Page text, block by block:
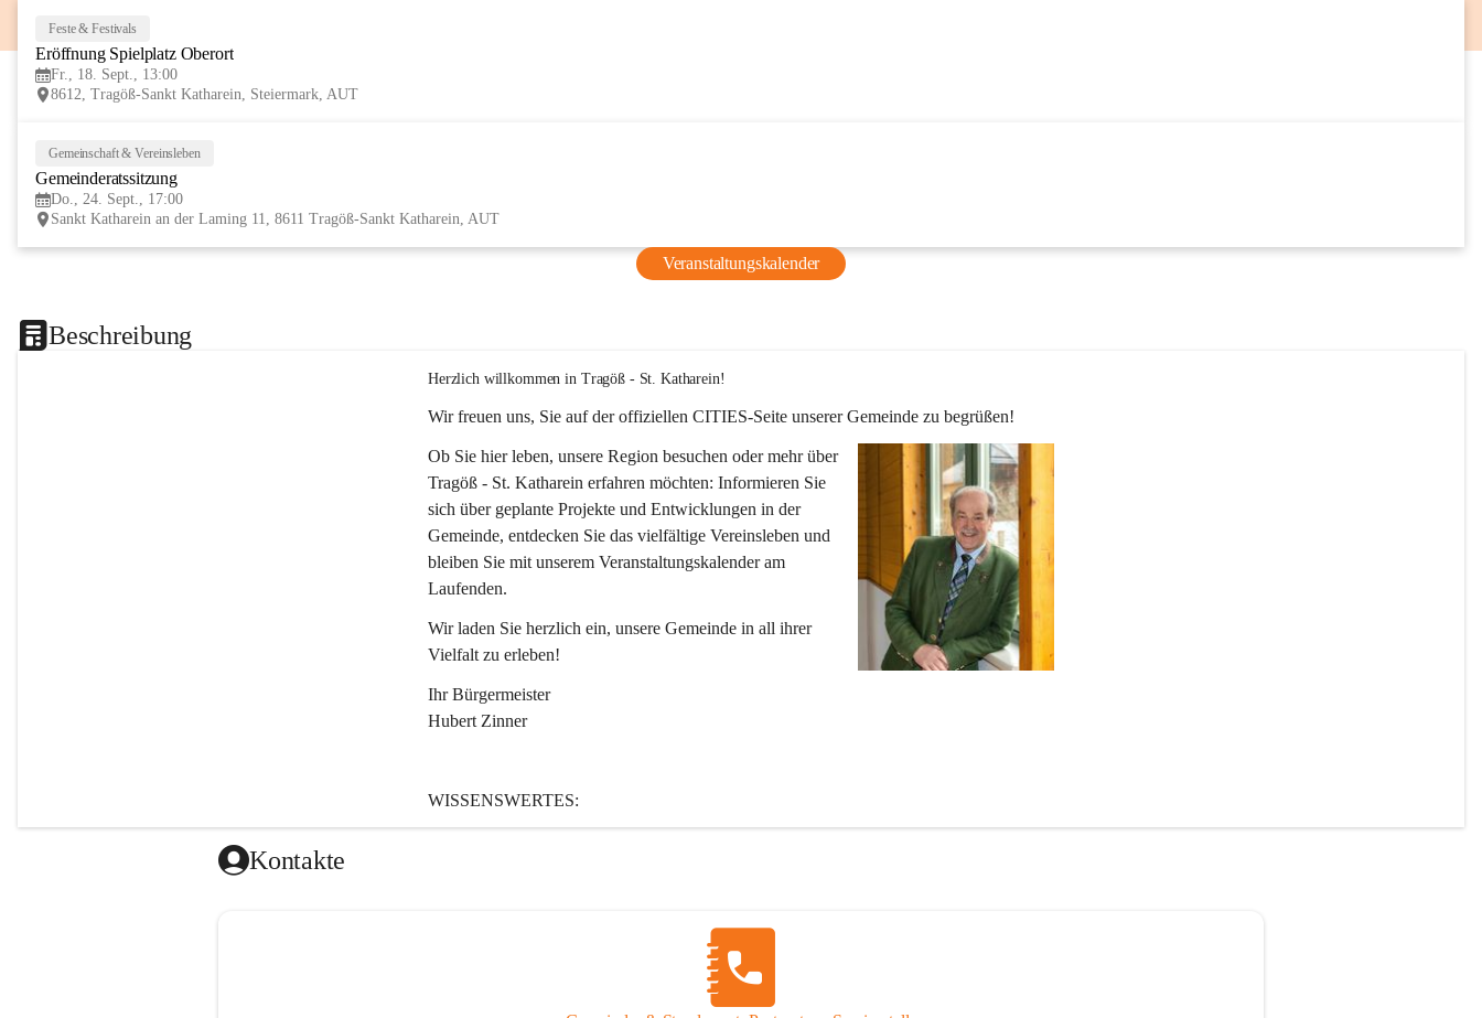
Feste & Festivals
Eröffnung Spielplatz Oberort
Fr., 18. Sept., 13:00
8612, Tragöß-Sankt Katharein, Steiermark, AUT
Gemeinschaft & Vereinsleben
Gemeinderatssitzung
Do., 24. Sept., 17:00
Sankt Katharein an der Laming 11, 8611 Tragöß-Sankt Katharein, AUT
Veranstaltungskalender
Beschreibung
Herzlich willkommen in Tragöß - St. Katharein!
Wir freuen uns, Sie auf der offiziellen CITIES-Seite unserer Gemeinde zu begrüßen!
Ob Sie hier leben, unsere Region besuchen oder mehr über
Tragöß - St. Katharein erfahren möchten: Informieren Sie
sich über geplante Projekte und Entwicklungen in der
Gemeinde, entdecken Sie das vielfältige Vereinsleben und
bleiben Sie mit unserem Veranstaltungskalender am
Laufenden.
Wir laden Sie herzlich ein, unsere Gemeinde in all ihrer
Vielfalt zu erleben!
Ihr Bürgermeister
Hubert Zinner
WISSENSWERTES:
Kontakte